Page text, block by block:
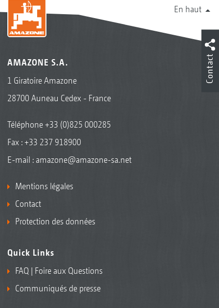
En haut
AMAZONE S.A.
1 Giratoire Amazone
28700 Auneau Cedex - France
Téléphone+33 (0)825 000285
Fax : +33 237 918900
E-mail : amazone@amazone-sa.net
Mentions légales
Contact
Protection des données
Quick Links
FAQ | Foire aux Questions
Communiqués de presse
Contact